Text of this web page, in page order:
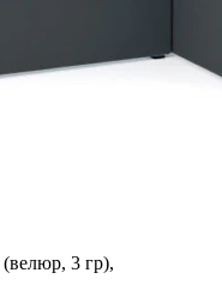
(велюр, 3 гр),